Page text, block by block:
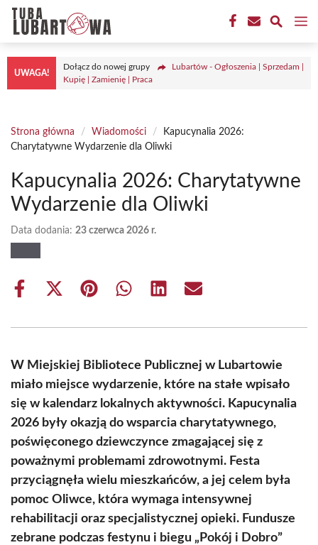
Przejdź
treści
UWAGA!
Dołącz do nowej grupy
Lubartów - Ogłoszenia | Sprzedam |
Kupię | Zamienię | Praca
Strona główna / Wiadomości /
Kapucynalia 2026:
Charytatywne Wydarzenie dla Oliwki
Kapucynalia 2026: Charytatywne
Wydarzenie dla Oliwki
Data dodania: 23 czerwca 2026 r.
Share
Share
(Twitter)
Share Share Share Share
W Miejskiej Bibliotece Publicznej w Lubartowie
miało miejsce wydarzenie, które na stałe wpisało
się w kalendarz lokalnych aktywności. Kapucynalia
2026 były okazją do wsparcia charytatywnego,
poświęconego dziewczynce zmagającej się z
poważnymi problemami zdrowotnymi. Festa
przyciągnęła wielu mieszkańców, a jej celem była
pomoc Oliwce, która wymaga intensywnej
rehabilitacji oraz specjalistycznej opieki. Fundusze
zebrane podczas festynu i biegu „Pokój i Dobro”